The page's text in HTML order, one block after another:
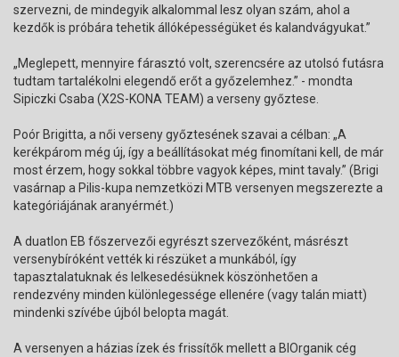
szervezni, de mindegyik alkalommal lesz olyan szám, ahol a
kezdők is próbára tehetik állóképességüket és kalandvágyukat.”
„Meglepett, mennyire fárasztó volt, szerencsére az utolsó futásra
tudtam tartalékolni elegendő erőt a győzelemhez.” - mondta
Sipiczki Csaba (X2S-KONA TEAM) a verseny győztese.
Poór Brigitta, a női verseny győztesének szavai a célban: „A
kerékpárom még új, így a beállításokat még finomítani kell, de már
most érzem, hogy sokkal többre vagyok képes, mint tavaly.” (Brigi
vasárnap a Pilis-kupa nemzetközi MTB versenyen megszerezte a
kategóriájának aranyérmét.)
A duatlon EB főszervezői egyrészt szervezőként, másrészt
versenybíróként vették ki részüket a munkából, így
tapasztalatuknak és lelkesedésüknek köszönhetően a
rendezvény minden különlegessége ellenére (vagy talán miatt)
mindenki szívébe újból belopta magát.
A versenyen a házias ízek és frissítők mellett a BIOrganik cég